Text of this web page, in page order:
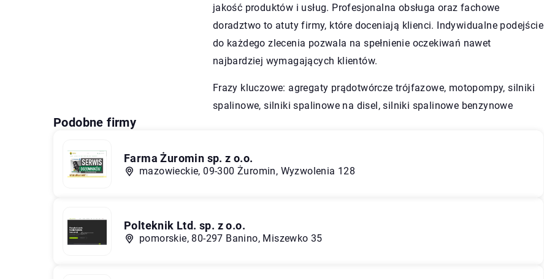
jakość produktów i usług. Profesjonalna obsługa oraz fachowe
doradztwo to atuty firmy, które doceniają klienci. Indywidualne podejście
do każdego zlecenia pozwala na spełnienie oczekiwań nawet
najbardziej wymagających klientów.
Frazy kluczowe: agregaty prądotwórcze trójfazowe, motopompy, silniki
spalinowe, silniki spalinowe na disel,silniki spalinowe benzynowe
Podobne firmy
Farma Żuromin sp. z o.o.
mazowieckie, 09-300 Żuromin, Wyzwolenia 128
Polteknik Ltd. sp. z o.o.
pomorskie, 80-297 Banino, Miszewko 35